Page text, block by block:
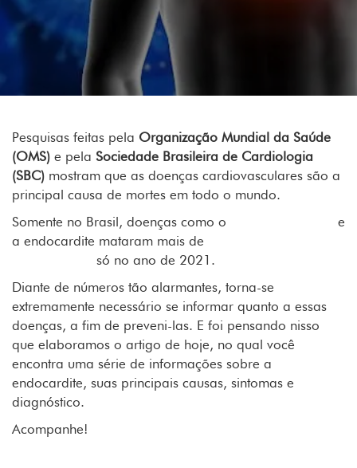
Pesquisas feitas pela Organização Mundial da Saúde
(OMS) e pela Sociedade Brasileira de Cardiologia
(SBC) mostram que as doenças cardiovasculares são a
principal causa de mortes em todo o mundo.
Somente no Brasil, doenças como o
e
a endocardite mataram mais de
só no ano de 2021.
Diante de números tão alarmantes, torna-se
extremamente necessário se informar quanto a essas
doenças, a fim de preveni-las. E foi pensando nisso
que elaboramos o artigo de hoje, no qual você
encontra uma série de informações sobre a
endocardite, suas principais causas, sintomas e
diagnóstico.
Acompanhe!